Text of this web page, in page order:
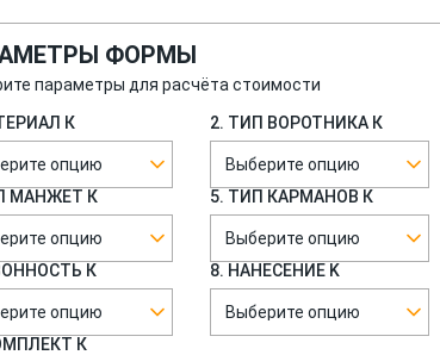
ФОРМЫ
параметры для расчёта стоимости
К
опцию
2. ТИП ВОРОТНИКА К
Выберите опцию
МАНЖЕТ К
опцию
5. ТИП КАРМАНОВ К
Выберите опцию
К
опцию
8. НАНЕСЕНИЕ K
Выберите опцию
К